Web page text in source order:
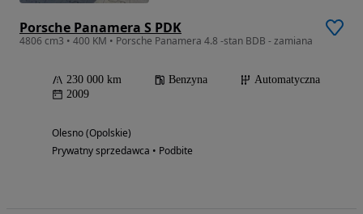
Porsche Panamera S PDK
4806 cm3 • 400 KM • Porsche Panamera 4.8 -stan BDB - zamiana
230 000 km Benzyna
Automatyczna
2009
Olesno (Opolskie)
Prywatny sprzedawca • Podbite